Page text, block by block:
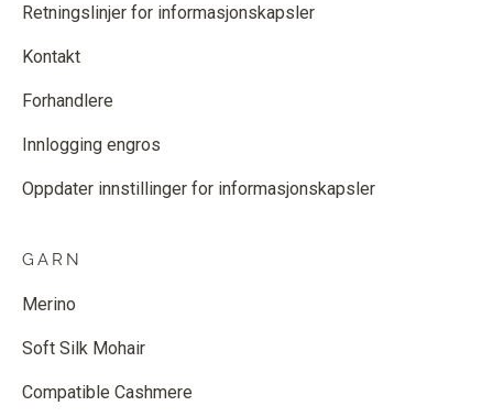
Retningslinjer for informasjonskapsler
Kontakt
Forhandlere
Innlogging engros
Oppdater innstillinger for informasjonskapsler
GARN
Merino
Soft Silk Mohair
Compatible Cashmere